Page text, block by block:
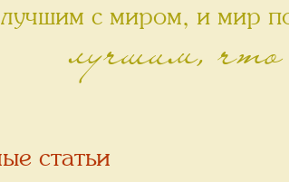
с миром, и мир
лучшим,
статьи